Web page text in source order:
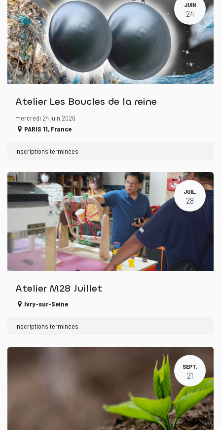
JUIN
24
Atelier Les Boucles de la reine
mercredi 24 juin 2026
PARIS 11, France
Inscriptions terminées
JUIL.
28
Atelier M28 Juillet
Ivry-sur-Seine
Inscriptions terminées
SEPT.
21